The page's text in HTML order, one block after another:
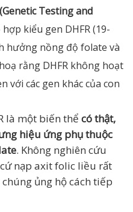
Testing and
kiểu gen DHFR (19-
hưởng nồng độ folate và
rằng DHFR không hoạt
với các gen khác của con
là một biến thể có thật,
hiệu ứng phụ thuộc
. Không nghiên cứu
nạp axit folic liều rất
ủng hộ cách tiếp